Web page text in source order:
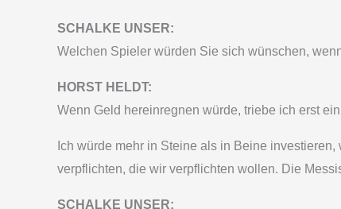
SCHALKE UNSER:
Welchen Spieler würden Sie sich wünschen,
HORST HELDT:
Wenn Geld hereinregnen würde, triebe ich erst
Ich würde mehr in Steine als in Beine
verpflichten, die wir verpflichten wollen. Die
SCHALKE UNSER: